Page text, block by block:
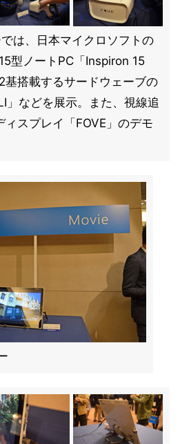
は、日本マイクロソフトの
型ノートPC「Inspiron 15
搭載するサードウェーブの
」などを展示。また、視線追
スプレイ「FOVE」のデモ